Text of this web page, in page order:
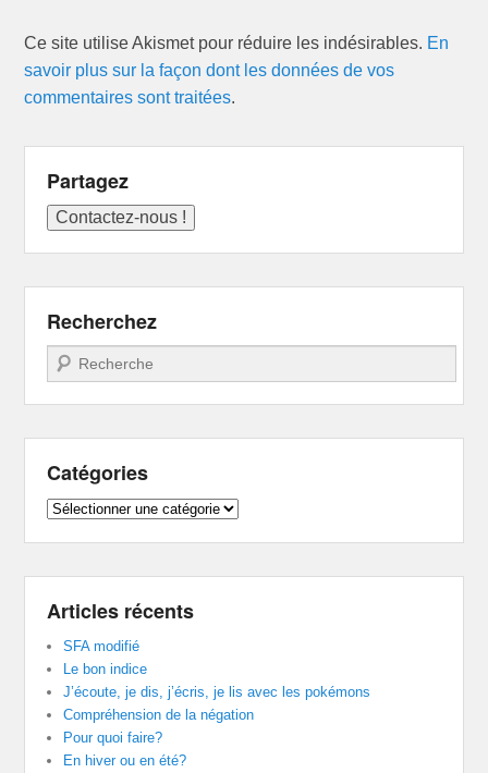
Ce site utilise Akismet pour réduire les indésirables. En
savoir plus sur la façon dont les données de vos
commentaires sont traitées.
Partagez
Recherchez
Recherche
Catégories
Catégories
Articles récents
SFA modifié
Le bon indice
J’écoute, je dis, j’écris, je lis avec les pokémons
Compréhension de la négation
Pour quoi faire?
En hiver ou en été?